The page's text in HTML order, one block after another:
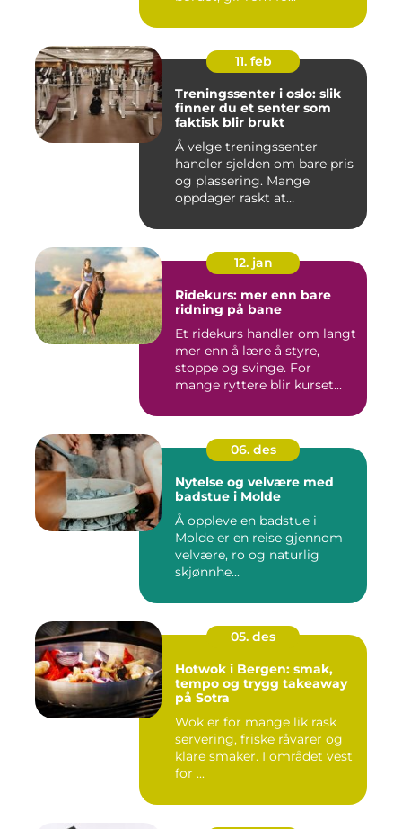
11. feb
Treningssenter i oslo: slik
finner du et senter som
faktisk blir brukt
Å velge treningssenter
handler sjelden om bare pris
og plassering. Mange
oppdager raskt at
12. jan
Ridekurs: mer enn bare
ridning på bane
Et ridekurs handler om langt
mer enn å lære å styre,
stoppe og svinge. For
mange ryttere blir kurset...
06. des
Nytelse og velvære med
badstue i Molde
Å oppleve en badstue i
Molde er en reise gjennom
velvære, ro og naturlig
skjønnhe...
05. des
Hotwok i Bergen: smak,
tempo og trygg takeaway
på Sotra
Wok er for mange lik rask
servering, friske råvarer og
klare smaker. I området vest
for ...